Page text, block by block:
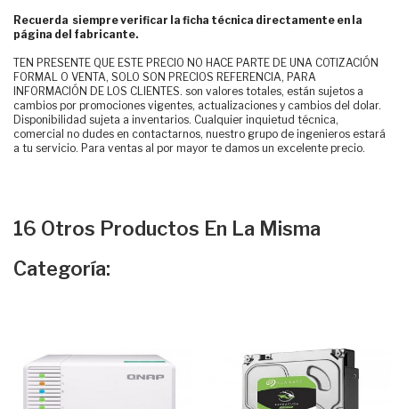
Recuerda siempre verificar la ficha técnica directamente en la
página del fabricante.
TEN PRESENTE QUE ESTE PRECIO NO HACE PARTE DE UNA COTIZACIÓN
FORMAL O VENTA, SOLO SON PRECIOS REFERENCIA, PARA
INFORMACIÓN DE LOS CLIENTES. son valores totales, están sujetos a
cambios por promociones vigentes, actualizaciones y cambios del dolar.
Disponibilidad sujeta a inventarios. Cualquier inquietud técnica,
comercial no dudes en contactarnos, nuestro grupo de ingenieros estará
a tu servicio. Para ventas al por mayor te damos un excelente precio.
16 Otros Productos En La Misma
Categoría: